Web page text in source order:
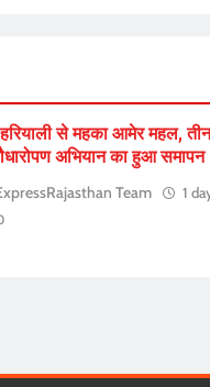
से महका आमेर महल, तीन
अभियान का हुआ समापन
Team
1